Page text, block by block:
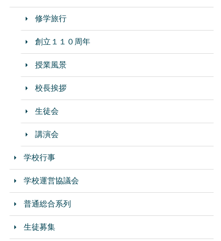
修学旅行
創立１１０周年
授業風景
校長挨拶
生徒会
講演会
学校行事
学校運営協議会
普通総合系列
生徒募集